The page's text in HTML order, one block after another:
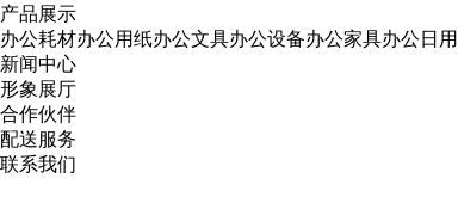
产品展示
办公耗材办公用纸办公文具办公设备办公家具办公日用
新闻中心
形象展厅
合作伙伴
配送服务
联系我们